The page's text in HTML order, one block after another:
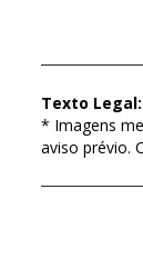
Texto Legal:
* Imagens
aviso prévio.